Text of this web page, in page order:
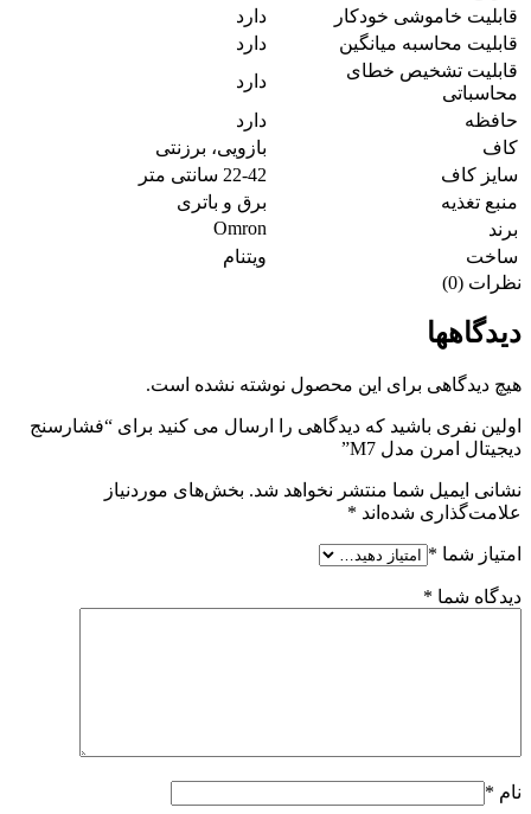
قابلیت خاموشی خودکار
دارد
قابلیت محاسبه میانگین
دارد
قابلیت تشخیص خطای
محاسباتی
دارد
حافظه
دارد
کاف
بازویی، برزنتی
سایز کاف
22-42 سانتی متر
منبع تغذیه
برق و باتری
برند
Omron
ساخت
ویتنام
نظرات (0)
دیدگاهها
هیچ دیدگاهی برای این محصول نوشته نشده است.
اولین نفری باشید که دیدگاهی را ارسال می کنید برای “فشارسنج
دیجیتال امرن مدل M7”
نشانی ایمیل شما منتشر نخواهد شد. بخش‌های موردنیاز
علامت‌گذاری شده‌اند *
امتیاز شما *
دیدگاه شما *
نام *